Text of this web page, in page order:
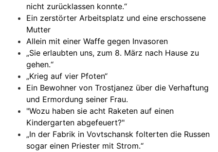
nicht zurücklassen konnte.“
Ein zerstörter Arbeitsplatz und eine erschossene
Mutter
Allein mit einer Waffe gegen Invasoren
„Sie erlaubten uns, zum 8. März nach Hause zu
gehen.“
„Krieg auf vier Pfoten“
Ein Bewohner von Trostjanez über die Verhaftung
und Ermordung seiner Frau.
"Wozu haben sie acht Raketen auf einen
Kindergarten abgefeuert?"
„In der Fabrik in Vovtschansk folterten die Russen
sogar einen Priester mit Strom.“